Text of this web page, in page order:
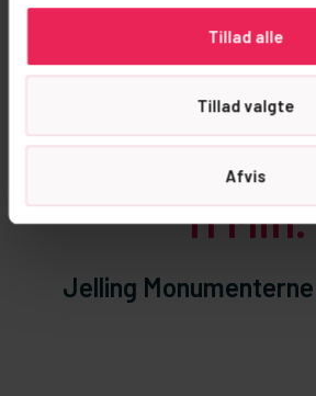
Tillad alle
Tillad valgte
Afvis
LEGOLAND, LEGO
Givskud Zoo
14 Min.
Jelling Monumenterne
13 Min.